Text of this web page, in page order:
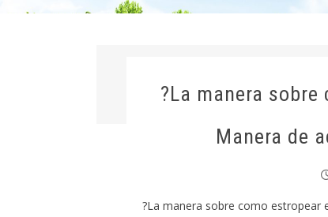
?La manera
Manera de
?La manera sobre como estropear